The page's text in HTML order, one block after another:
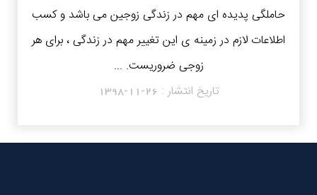
حاملگی پدیده ای مهم در زندگی زوجین می باشد و کسب
اطلاعات لازم در زمینه ی این تغییر مهم در زندگی ، برای هر
زوجی ضروریست. ...
تاریخ انتشار : 1398-11-26